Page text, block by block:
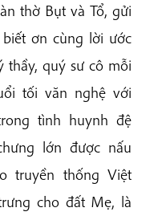
thờ Bụt và Tổ, gửi
ơn cùng lời ước
thầy, quý sư cô mỗi
tối văn nghệ với
tình huynh đệ
lớn được nấu
truyền thống Việt
cho đất Mẹ, là